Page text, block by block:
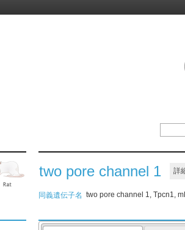
two pore channel 1 詳
同義遺伝子名 two pore channel 1, Tpcn1,